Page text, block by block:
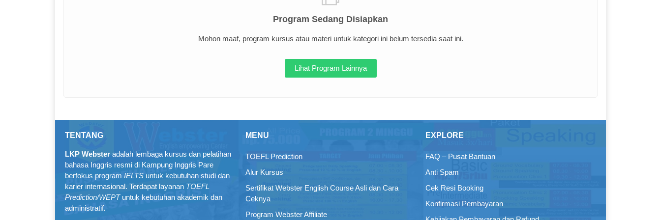
Program Sedang Disiapkan
Mohon maaf, program kursus atau materi untuk kategori ini belum tersedia saat ini.
Lihat Program Lainnya
TENTANG
LKP Webster adalah lembaga kursus dan pelatihan
bahasa Inggris resmi di Kampung Inggris Pare
berfokus program IELTS untuk kebutuhan studi dan
karier internasional. Terdapat layanan TOEFL
Prediction/WEPTuntuk kebutuhan akademik dan
administratif.
MENU
TOEFL Prediction
Alur Kursus
Sertifikat Webster English Course Asli dan Cara
Ceknya
Program Webster Affiliate
EXPLORE
FAQ – Pusat Bantuan
Anti Spam
Cek Resi Booking
Konfirmasi Pembayaran